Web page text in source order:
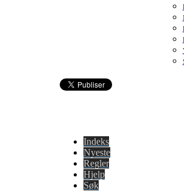
Indeks
Nyeste
Regler
Hjelp
Søk